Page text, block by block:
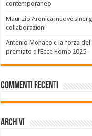
contemporaneo
Maurizio Aronica: nuove
collaborazioni
Antonio Monaco e la forza del
premiato all’Ecce Homo 2025
Commenti recenti
Archivi